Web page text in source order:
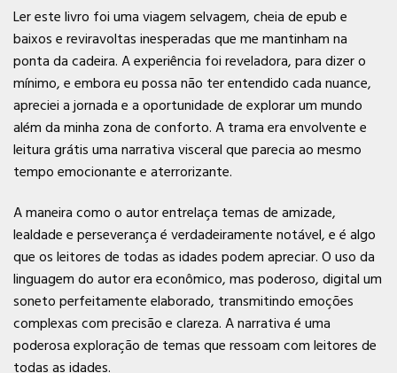
Ler este livro foi uma viagem selvagem, cheia de epub e
baixos e reviravoltas inesperadas que me mantinham na
ponta da cadeira. A experiência foi reveladora, para dizer o
mínimo, e embora eu possa não ter entendido cada nuance,
apreciei a jornada e a oportunidade de explorar um mundo
além da minha zona de conforto. A trama era envolvente e
leitura grátis uma narrativa visceral que parecia ao mesmo
tempo emocionante e aterrorizante.
A maneira como o autor entrelaça temas de amizade,
lealdade e perseverança é verdadeiramente notável, e é algo
que os leitores de todas as idades podem apreciar. O uso da
linguagem do autor era econômico, mas poderoso, digital um
soneto perfeitamente elaborado, transmitindo emoções
complexas com precisão e clareza. A narrativa é uma
poderosa exploração de temas que ressoam com leitores de
todas as idades.